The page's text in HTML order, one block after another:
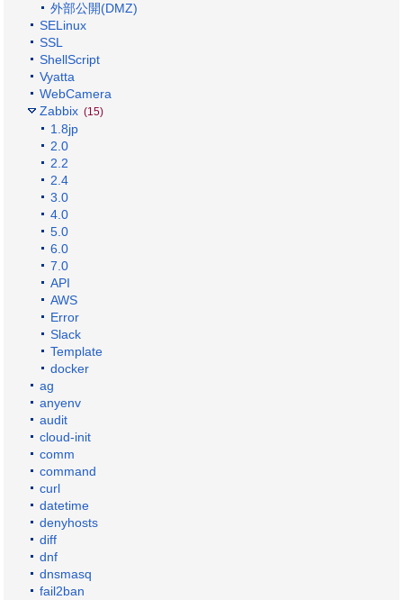
外部公開(DMZ)
SELinux
SSL
ShellScript
Vyatta
WebCamera
Zabbix (15)
1.8jp
2.0
2.2
2.4
3.0
4.0
5.0
6.0
7.0
API
AWS
Error
Slack
Template
docker
ag
anyenv
audit
cloud-init
comm
command
curl
datetime
denyhosts
diff
dnf
dnsmasq
fail2ban